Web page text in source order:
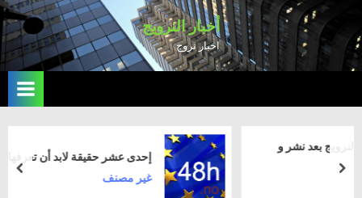
to
content
أخبار النرويج
اخبار نروج
إحدى عشر حقيقة لابد أن تعرفها
غير مصنف next